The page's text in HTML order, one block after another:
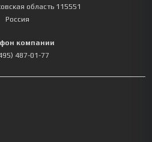
область 115551
Россия
компании
487-01-77